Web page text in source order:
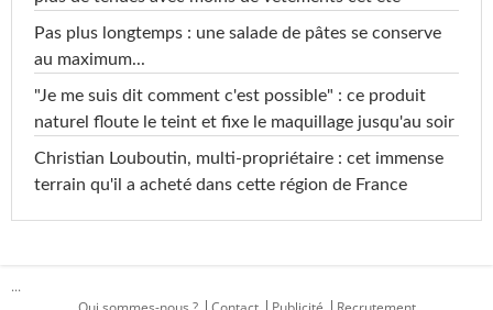
Pas plus longtemps : une salade de pâtes se conserve
au maximum...
"Je me suis dit comment c'est possible" : ce produit
naturel floute le teint et fixe le maquillage jusqu'au soir
Christian Louboutin, multi-propriétaire : cet immense
terrain qu'il a acheté dans cette région de France
...